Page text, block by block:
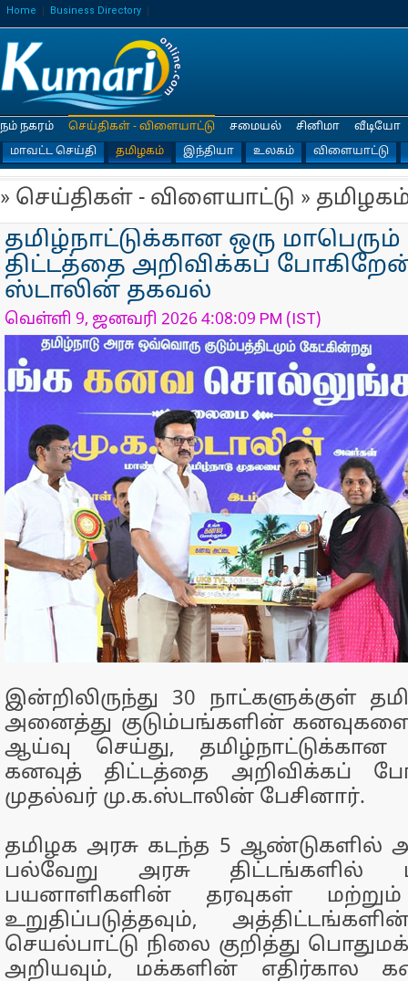
Home Business Directory
நம் நகரம்
செய்திகள் - விளையாட்டு
மாவட்ட செய்தி
தமிழகம் இந்தியா உலகம் விளையாட்டு
சமையல் சினிமா வீடியோ
» செய்திகள் - விளையாட்டு »
தமிழ்நாட்டுக்கான ஒரு
திட்டத்தை அறிவிக்கப்
ஸ்டாலின் தகவல்
வெள்ளி 9, ஜனவரி 2026 4:08:09 PM (IST)
இன்றிலிருந்து 30 நாட்களுக்குள்
அனைத்து குடும்பங்களின்
ஆய்வு செய்து, தமிழ்நாட்டுக்கான
கனவுத் திட்டத்தை அறிவிக்கப்
முதல்வர் மு.க.ஸ்டாலின் பேசினார்.
தமிழக அரசு கடந்த 5 ஆண்டுகளில்
பல்வேறு அரசு திட்டங்களில்
பயனாளிகளின் தரவுகள்
உறுதிப்படுத்தவும்,
செயல்பாட்டு நிலை குறித்து
அறியவும், மக்களின் எதிர்கால